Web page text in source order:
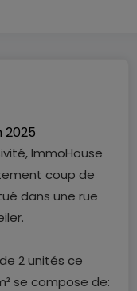
2025
ImmoHouse
coup de
dans une rue
2 unités ce
se compose de: